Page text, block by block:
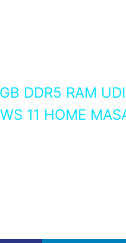
DDR5 RAM
11 HOME